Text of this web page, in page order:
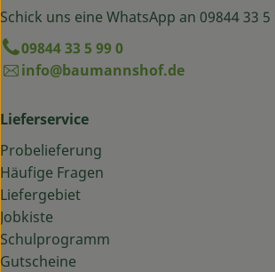
Schick uns eine WhatsApp an 09844 33 5
09844 33 5 99 0
info@baumannshof.de
Lieferservice
Probelieferung
Häufige Fragen
Liefergebiet
Jobkiste
Schulprogramm
Gutscheine